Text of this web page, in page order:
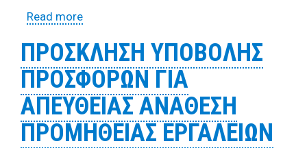
Read moreabout ΠΡΟΣΚΛΗΣΗ ΥΠΟΒΟΛΗΣ
ΠΡΟΜΗΘΕΙΑΣ ΦΥΤΟΠΑΘΟΛΟΓΙΚΟΥ
ΥΛΙΚΟΥ
ΠΡΟΣΚΛΗΣΗ ΥΠΟΒΟΛΗΣ
ΠΡΟΣΦΟΡΩΝ ΓΙΑ
ΑΠΕΥΘΕΙΑΣ ΑΝΑΘΕΣΗ
ΠΡΟΜΗΘΕΙΑΣ ΕΡΓΑΛΕΙΩΝ